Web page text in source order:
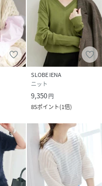
SLOBE IENA
ニット
9,350円
85ポイント(1倍)